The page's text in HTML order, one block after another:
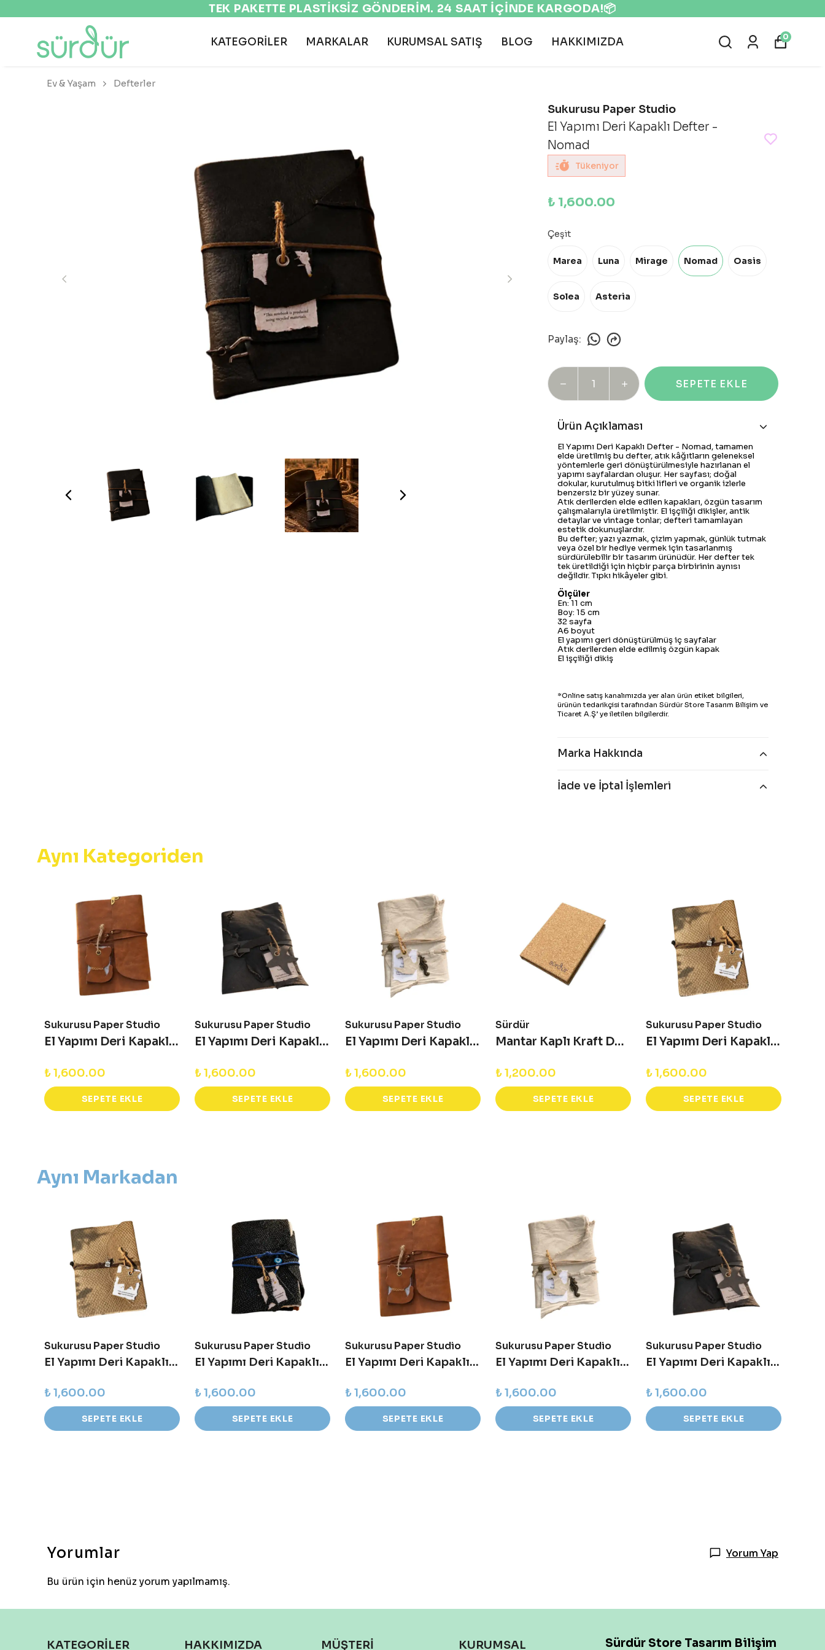
EKOLOJİK VE DOĞAL ÜRÜNLER 🌍
KATEGORİLER MARKALAR KURUMSAL SATIŞ BLOG HAKKIMIZDA 0
Ev & Yaşam Defterler
Sukurusu Paper Studio
El Yapımı Deri Kapaklı Defter -
Nomad
Tükeniyor
₺ 1,600.00
Çeşit
Marea Luna Mirage Nomad Oasis
Solea Asteria
Paylaş:
SEPETE EKLE
Ürün Açıklaması
El Yapımı Deri Kapaklı Defter - Nomad, tamamen
elde üretilmiş bu defter, atık kâğıtların geleneksel
yöntemlerle geri dönüştürülmesiyle hazırlanan el
yapımı sayfalardan oluşur. Her sayfası; doğal
dokular, kurutulmuş bitki lifleri ve organik izlerle
benzersiz bir yüzey sunar.
Atık derilerden elde edilen kapakları, özgün tasarım
çalışmalarıyla üretilmiştir. El işçiliği dikişler, antik
detaylar ve vintage tonlar; defteri tamamlayan
estetik dokunuşlardır.
Bu defter; yazı yazmak, çizim yapmak, günlük tutmak
veya özel bir hediye vermek için tasarlanmış
sürdürülebilir bir tasarım ürünüdür. Her defter tek
tek üretildiği için hiçbir parça birbirinin aynısı
değildir. Tıpkı hikâyeler gibi.
Ölçüler
En: 11 cm
Boy: 15 cm
32 sayfa
A6 boyut
El yapımı geri dönüştürülmüş iç sayfalar
Atık derilerden elde edilmiş özgün kapak
El işçiliği dikiş
*Online satış kanalımızda yer alan ürün etiket bilgileri,
ürünün tedarikçisi tarafından Sürdür Store Tasarım Bilişim ve
Ticaret A.Ş’ ye iletilen bilgilerdir.
Marka Hakkında
İade ve İptal İşlemleri
Aynı Kategoriden
Sukurusu Paper Studio
El Yapımı Deri Kapaklı Defter - Luna
₺ 1,600.00
SEPETE EKLE
Sukurusu Paper Studio
El Yapımı Deri Kapaklı Defter - Asteria
₺ 1,600.00
SEPETE EKLE
Sukurusu Paper Studio
El Yapımı Deri Kapaklı Defter - Oasis
₺ 1,600.00
SEPETE EKLE
Sürdür
Mantar Kaplı Kraft Defter
₺ 1,200.00
SEPETE EKLE
Sukurusu Paper Studio
El Yapımı Deri Kapaklı Defter - Solea
₺ 1,600.00
SEPETE EKLE
Aynı Markadan
Sukurusu Paper Studio
El Yapımı Deri Kapaklı Defter - Solea
₺ 1,600.00
SEPETE EKLE
Sukurusu Paper Studio
El Yapımı Deri Kapaklı Defter - Marea
₺ 1,600.00
SEPETE EKLE
Sukurusu Paper Studio
El Yapımı Deri Kapaklı Defter - Luna
₺ 1,600.00
SEPETE EKLE
Sukurusu Paper Studio
El Yapımı Deri Kapaklı Defter - Oasis
₺ 1,600.00
SEPETE EKLE
Sukurusu Paper Studio
El Yapımı Deri Kapaklı Defter - Asteria
₺ 1,600.00
SEPETE EKLE
Yorumlar Yorum Yap
Bu ürün için henüz yorum yapılmamış.
KATEGORİLER HAKKIMIZDA MÜŞTERİ KURUMSAL
Sürdür Store Tasarım Bilişim